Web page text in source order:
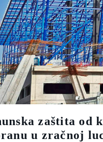
zaštita od
u zračnoj